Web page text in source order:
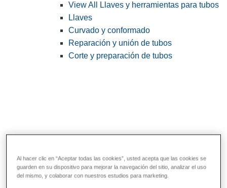
View All Llaves y herramientas para tubos
Llaves
Curvado y conformado
Reparación y unión de tubos
Corte y preparación de tubos
Herramientas de servicios públicos y de
Al hacer clic en “Aceptar todas las cookies”, usted acepta que las cookies se
guarden en su dispositivo para mejorar la navegación del sitio, analizar el uso
del mismo, y colaborar con nuestros estudios para marketing.